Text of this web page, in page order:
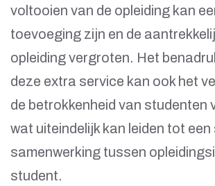
voltooien van de opleiding kan
toevoeging zijn en de
opleiding vergroten. Het
deze extra service kan ook het
de betrokkenheid van studenten
wat uiteindelijk kan leiden tot
samenwerking tussen
student.